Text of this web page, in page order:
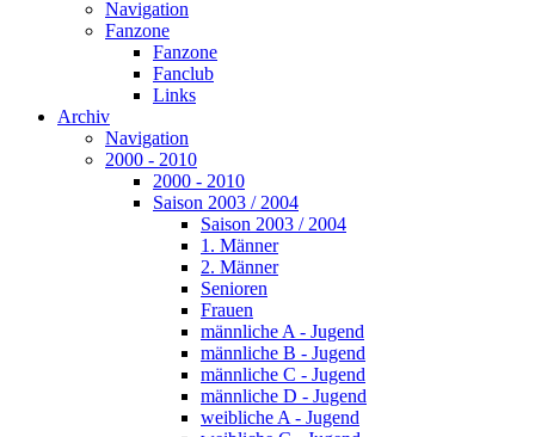
Navigation
Fanzone
Fanzone
Fanclub
Links
Archiv
Navigation
2000 - 2010
2000 - 2010
Saison 2003 / 2004
Saison 2003 / 2004
1. Männer
2. Männer
Senioren
Frauen
männliche A - Jugend
männliche B - Jugend
männliche C - Jugend
männliche D - Jugend
weibliche A - Jugend